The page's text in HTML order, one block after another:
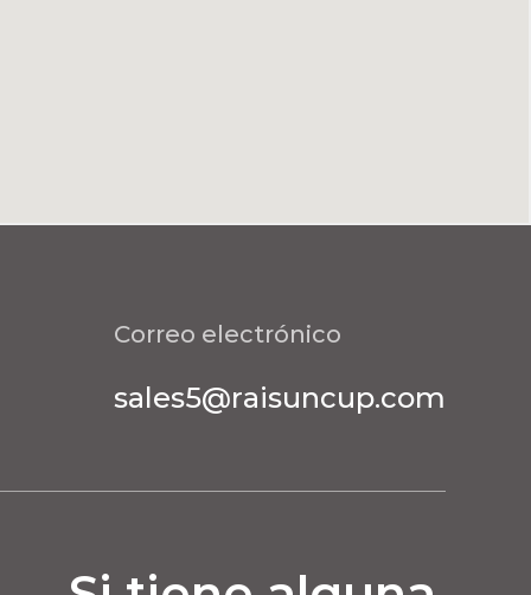
Correo electrónico
sales5@raisuncup.com